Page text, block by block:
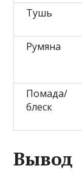
Тушь
Румяна
Помада/
блеск
Вывод